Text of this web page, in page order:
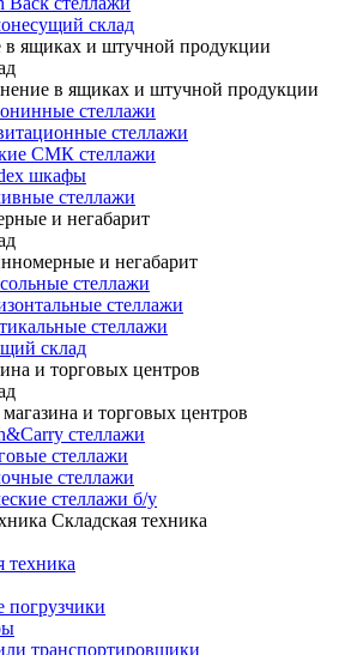
склад
в ящиках и штучной продукции
в ящиках и штучной продукции
стеллажи
стеллажи
СМК стеллажи
шкафы
стеллажи
и негабарит
и негабарит
стеллажи
стеллажи
стеллажи
склад
и торговых центров
и торговых центров
стеллажи
стеллажи
стеллажи
стеллажи б/у
Складская техника
техника
транспортировщики